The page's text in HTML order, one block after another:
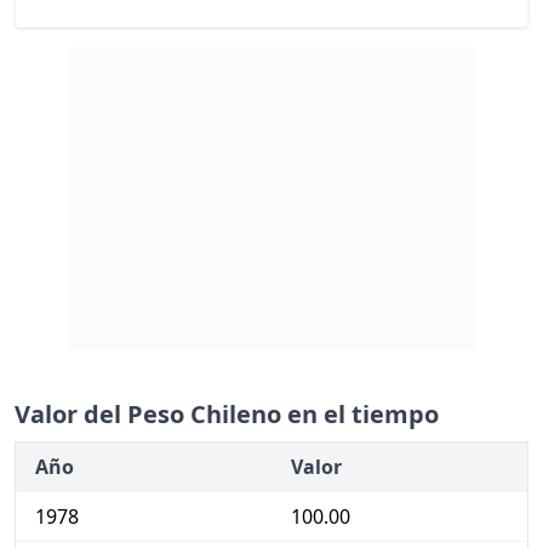
Valor del Peso Chileno en el tiempo
Año
Valor
1978
100.00